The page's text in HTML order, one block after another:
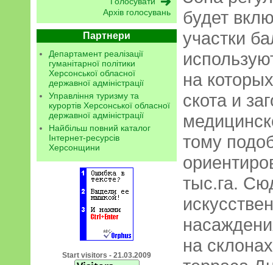
Архів голосувань
Партнери
Департамент реалізації
гуманітарної політики
Херсонської обласної
державної адміністрації
Управління туризму та
курортів Херсонської обласної
державної адміністрації
Найбільш повний каталог
Інтернет-ресурсів
Херсонщини
Start visitors - 21.03.2009
будет
участки
на
скота и
тому
тыс.га.
на